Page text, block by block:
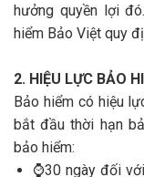
hưởng quyền lợi
hiểm Bảo Việt quy
2. HIỆU LỰC BẢO
Bảo hiểm có hiệu
bắt đầu thời hạn
bảo hiểm:
⌚30 ngày đối